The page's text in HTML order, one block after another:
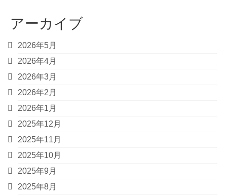
アーカイブ
2026年5月
2026年4月
2026年3月
2026年2月
2026年1月
2025年12月
2025年11月
2025年10月
2025年9月
2025年8月